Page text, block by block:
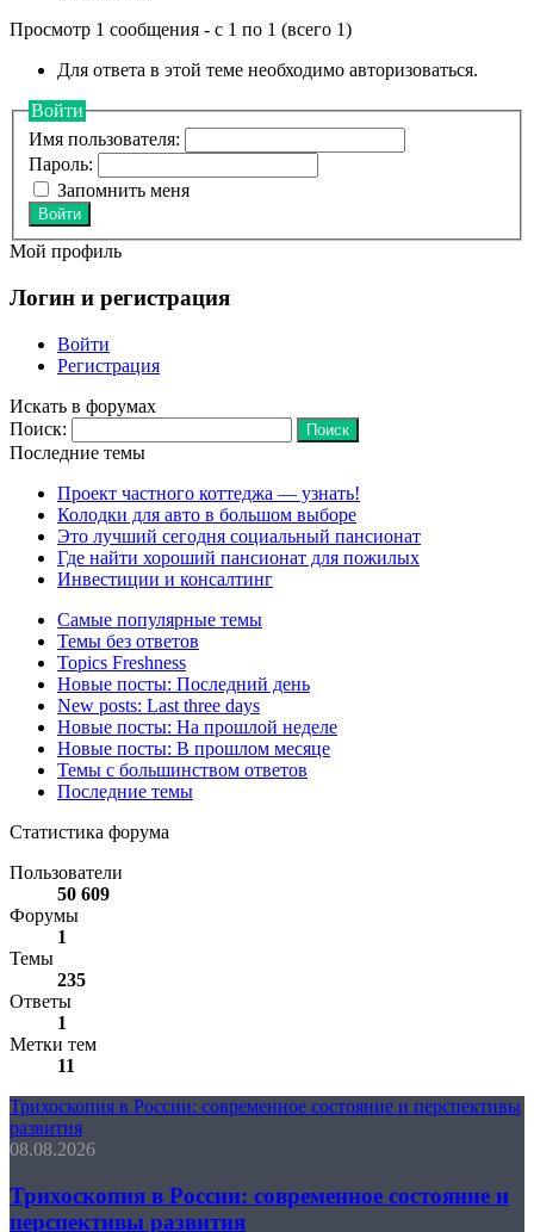
Просмотр 1 сообщения - с 1 по 1 (всего 1)
Для ответа в этой теме необходимо авторизоваться.
Войти
Имя пользователя:
Пароль:
Запомнить меня
Войти
Мой профиль
Логин и регистрация
Войти
Регистрация
Искать в форумах
Поиск:
Последние темы
Проект частного коттеджа — узнать!
Колодки для авто в большом выборе
Это лучший сегодня социальный пансионат
Где найти хороший пансионат для пожилых
Инвестиции и консалтинг
Самые популярные темы
Темы без ответов
Topics Freshness
Новые посты: Последний день
New posts: Last three days
Новые посты: На прошлой неделе
Новые посты: В прошлом месяце
Темы с большинством ответов
Последние темы
Статистика форума
Пользователи
50 609
Форумы
1
Темы
235
Ответы
1
Метки тем
11
Трихоскопия в России: современное состояние и перспективы
развития
08.08.2026
Трихоскопия в России: современное состояние и
перспективы развития